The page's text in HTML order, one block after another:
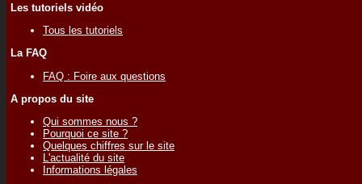
Les tutoriels vidéo
Tous les tutoriels
La FAQ
FAQ : Foire aux questions
A propos du site
Qui sommes nous ?
Pourquoi ce site ?
Quelques chiffres sur le site
L'actualité du site
Informations légales